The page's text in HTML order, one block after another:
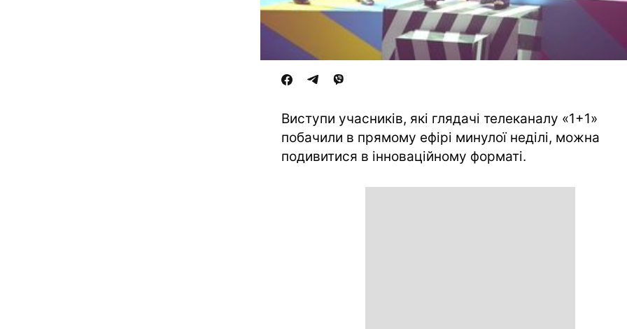
Виступи учасників, які глядачі телеканалу «1+1»
побачили в прямому ефірі минулої неділі, можна
подивитися в інноваційному форматі.